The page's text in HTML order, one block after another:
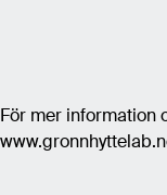
För mer information